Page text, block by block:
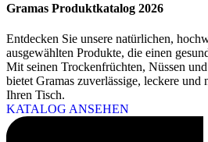
Gramas Produktkatalog 2026
Entdecken Sie unsere natürlichen,
ausgewählten Produkte, die einen
Mit seinen Trockenfrüchten, Nüssen
bietet Gramas zuverlässige, leckere
Ihren Tisch.
KATALOG ANSEHEN